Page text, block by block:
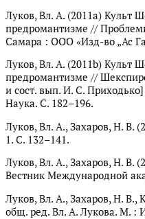
Луков, Вл. А. (2011a) Культ
предромантизме //
Самара : ООО «Изд-во „Ас
Луков, Вл. А. (2011b) Культ
предромантизме //
и сост. вып. И. С.
Наука. С. 182–196.
Луков, Вл. А., Захаров, Н.
1. С. 132–141.
Луков, Вл. А., Захаров, Н. В.
Вестник Международной
Луков, Вл. А., Захаров, Н. В.,
общ. ред. Вл. А. Лукова. М. :